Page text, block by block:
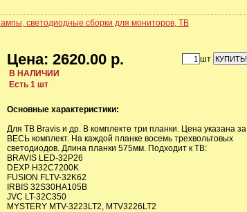
светодиодные сборки для мониторов, ТВ
Цена: 2620.00 р.
В НАЛИЧИИ
Есть 1 шт
шт
Основные характеристики:
Для ТВ Bravis и др. В комплекте три планки. Цена указана за
ВЕСЬ комплект. На каждой планке восемь трехвольтовых
светодиодов. Длина планки 575мм. Подходит к ТВ:
BRAVIS LED-32P26
DEXP H32C7200K
FUSION FLTV-32K62
IRBIS 32S30HA105B
JVC LT-32C350
MYSTERY MTV-3223LT2, MTV3226LT2